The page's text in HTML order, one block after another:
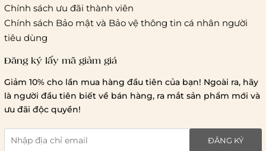
Hà Nội và các tỉnh thành khá
Lưu ý chung về chính sách vận chuyển
1 triệu đồng
giao hàng trong ngày
giao hàng tiêu chuẩn
miễn phí ship
Chính sách ưu đãi thành viên
Chính sách Bảo mật và Bảo vệ thông tin cá nhân người
tiêu dùng
Đăng ký lấy mã giảm giá
Giảm 10% cho lần mua hàng đầu tiên của bạn! Ngoài ra, hãy
là người đầu tiên biết về bán hàng, ra mắt sản phẩm mới và
ưu đãi độc quyền!
ĐĂNG KÝ